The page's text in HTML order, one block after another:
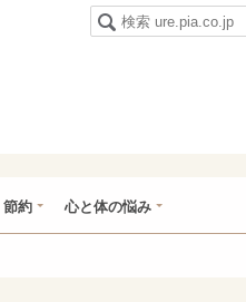
節約 心と体の悩み